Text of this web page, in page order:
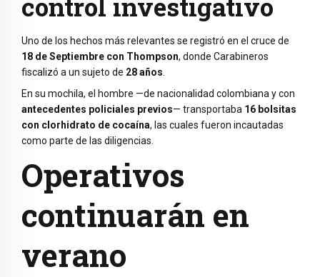
Uno de los hechos más relevantes se registró en el cruce de
18 de Septiembre con Thompson, donde Carabineros
fiscalizó a un sujeto de 28 años
En su mochila, el hombre —de nacionalidad colombiana y con
antecedentes policiales previos— transportaba 16 bolsitas
con clorhidrato de cocaína, las cuales fueron incautadas
como parte de las diligencias.
Operativos
continuarán en
verano